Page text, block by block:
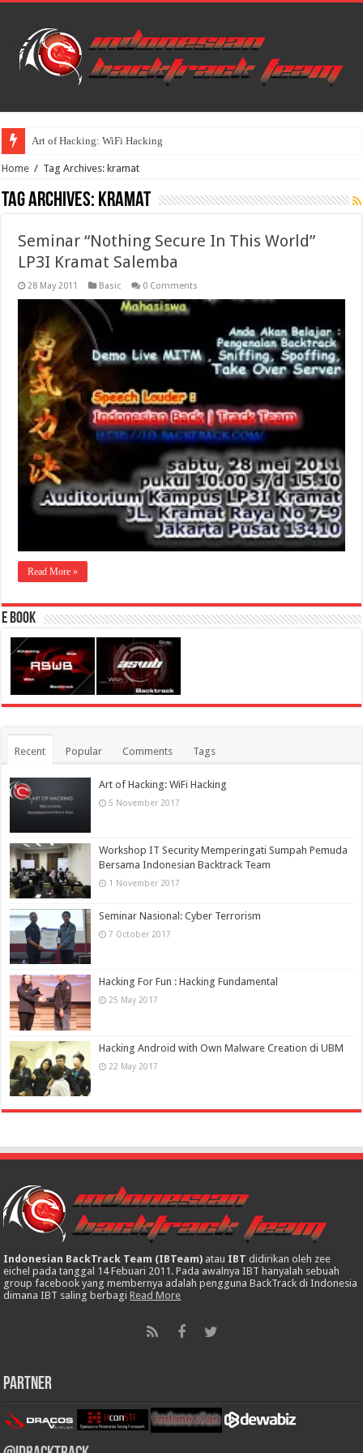
Art of Hacking: WiFi Hacking
Home / Tag Archives: kramat
Tag Archives: kramat
Seminar “Nothing Secure In This World”
LP3I Kramat Salemba
28 May 2011 Basic 0 Comments
Read More »
E Book
Recent Popular Comments Tags
Art of Hacking: WiFi Hacking
5 November 2017
Workshop IT Security Memperingati Sumpah Pemuda
Bersama Indonesian Backtrack Team
1 November 2017
Seminar Nasional: Cyber Terrorism
7 October 2017
Hacking For Fun : Hacking Fundamental
25 May 2017
Hacking Android with Own Malware Creation di UBM
22 May 2017
Indonesian BackTrack Team (IBTeam) atau IBT didirikan oleh zee
eichel pada tanggal 14 Febuari 2011. Pada awalnya IBT hanyalah sebuah
group facebook yang membernya adalah pengguna BackTrack di Indonesia
dimana IBT saling berbagiRead More
Partner